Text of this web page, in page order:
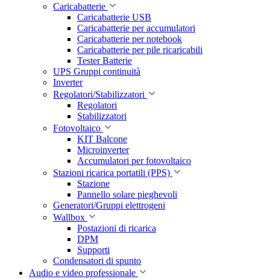
Caricabatterie
Caricabatterie USB
Caricabatterie per accumulatori
Caricabatterie per notebook
Caricabatterie per pile ricaricabili
Tester Batterie
UPS Gruppi continuità
Inverter
Regolatori/Stabilizzatori
Regolatori
Stabilizzatori
Fotovoltaico
KIT Balcone
Microinverter
Accumulatori per fotovoltaico
Stazioni ricarica portatili (PPS)
Stazione
Pannello solare pieghevoli
Generatori/Gruppi elettrogeni
Wallbox
Postazioni di ricarica
DPM
Supporti
Condensatori di spunto
Audio e video professionale